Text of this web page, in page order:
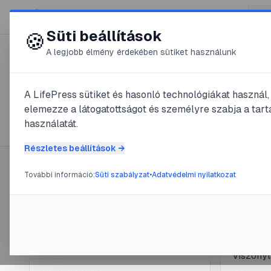
😍 LifePress
🏷️#császárskorpió
1cikk található ezzel a címkével
Címke információ #
A
A
🍪Süti beállítások
A legjobb élmény érdekében sütiket használunk
A LifePress sütiket és hasonló technológiákat
elemezze a látogatottságot és személyre szabja a
használatát.
Részletes beállítások →
További információ:Süti szabályzat•Adatvédelmi nyilatkozat